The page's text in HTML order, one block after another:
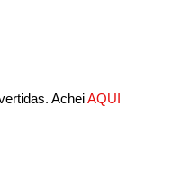
AcheiAQUI